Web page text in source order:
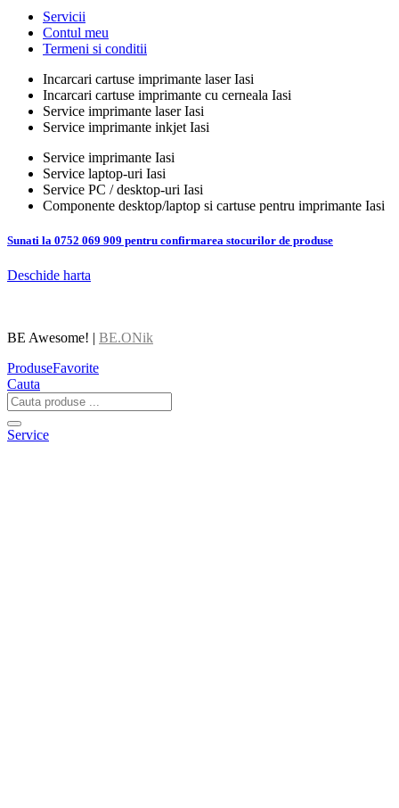
Servicii
Contul meu
Termeni si conditii
Incarcari cartuse imprimante laser Iasi
Incarcari cartuse imprimante cu cerneala Iasi
Service imprimante laser Iasi
Service imprimante inkjet Iasi
Service imprimante Iasi
Service laptop-uri Iasi
Service PC / desktop-uri Iasi
Componente desktop/laptop si cartuse pentru imprimante Iasi
Sunati la 0752 069 909 pentru confirmarea stocurilor de produse
Deschide harta
BE Awesome! | BE.ONik
ProduseFavorite
Cauta
Service